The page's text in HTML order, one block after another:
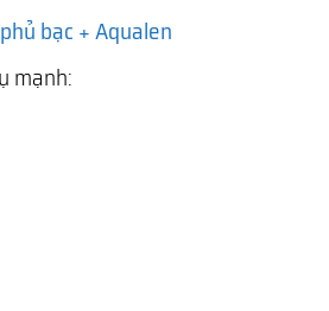
bạc + Aqualen
mạnh: